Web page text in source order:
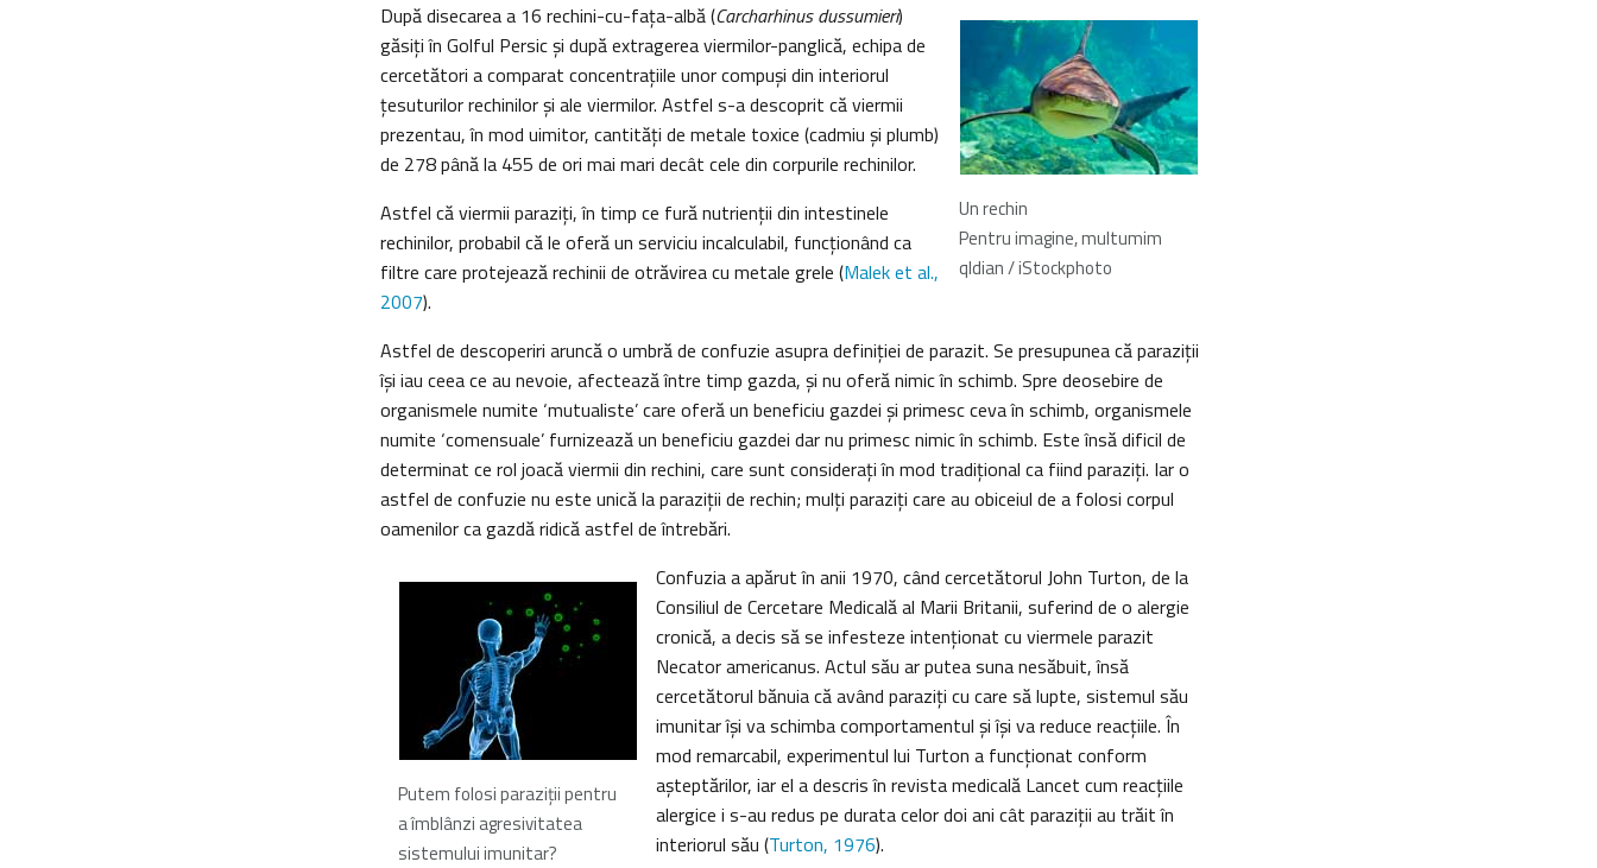
Un rechin
Pentru imagine, multumim
qldian / iStockphoto
După disecarea a 16 rechini-cu-faţa-albă (Carcharhinus dussumieri)
găsiţi în Golful Persic şi după extragerea viermilor-panglică, echipa de
cercetători a comparat concentraţiile unor compuşi din interiorul
ţesuturilor rechinilor şi ale viermilor. Astfel s-a descoprit că viermii
prezentau, în mod uimitor, cantităţi de metale toxice (cadmiu şi plumb)
de 278 până la 455 de ori mai mari decât cele din corpurile rechinilor.
Astfel că viermii paraziţi, în timp ce fură nutrienţii din intestinele
rechinilor, probabil că le oferă un serviciu incalculabil, funcţionând ca
filtre care protejează rechinii de otrăvirea cu metale grele (Malek et al.,
2007).
Astfel de descoperiri aruncă o umbră de confuzie asupra definiţiei de parazit. Se presupunea că paraziţii
îşi iau ceea ce au nevoie, afectează între timp gazda, şi nu oferă nimic în schimb. Spre deosebire de
organismele numite ‘mutualiste’ care oferă un beneficiu gazdei şi primesc ceva în schimb, organismele
numite ‘comensuale’ furnizează un beneficiu gazdei dar nu primesc nimic în schimb. Este însă dificil de
determinat ce rol joacă viermii din rechini, care sunt consideraţi în mod tradiţional ca fiind paraziţi. Iar o
astfel de confuzie nu este unică la paraziţii de rechin; mulţi paraziţi care au obiceiul de a folosi corpul
oamenilor ca gazdă ridică astfel de întrebări.
Putem folosi paraziţii pentru
a îmblânzi agresivitatea
sistemului imunitar?
Confuzia a apărut în anii 1970, când cercetătorul John Turton, de la
Consiliul de Cercetare Medicală al Marii Britanii, suferind de o alergie
cronică, a decis să se infesteze intenţionat cu viermele parazit
Necator americanus. Actul său ar putea suna nesăbuit, însă
cercetătorul bănuia că având paraziţi cu care să lupte, sistemul său
imunitar îşi va schimba comportamentul şi îşi va reduce reacţiile. În
mod remarcabil, experimentul lui Turton a funcţionat conform
aşteptărilor, iar el a descris în revista medicală Lancet cum reacţiile
alergice i s-au redus pe durata celor doi ani cât paraziţii au trăit în
interiorul său (Turton, 1976).